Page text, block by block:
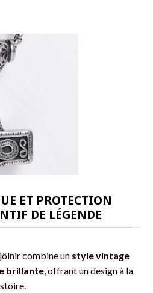
ET PROTECTION
DE LÉGENDE
combine un style vintage
brillante, offrant un design à la